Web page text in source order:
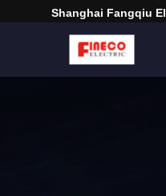
Shanghai Fangqiu